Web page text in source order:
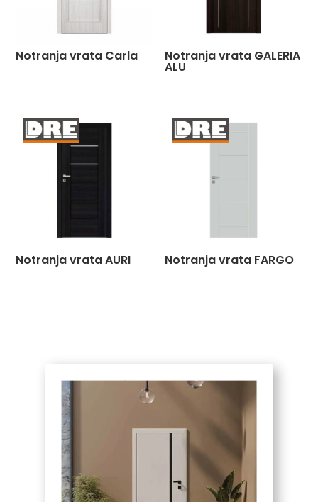
Notranja vrata Carla Notranja vrata GALERIA
ALU
Notranja vrata AURI Notranja vrata FARGO